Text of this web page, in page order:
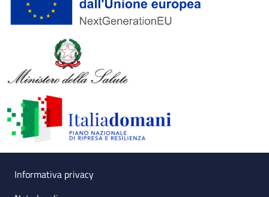
Small prints
Useful links section
Informativa privacy